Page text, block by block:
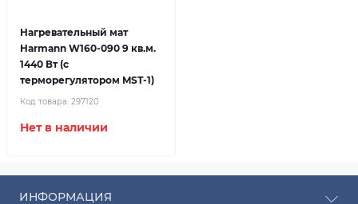
Нагревательный мат
Harmann W160-090 9 кв.м.
1440 Вт (с
терморегулятором MST-1)
Код товара: 297120
Нет в наличии
ИНФОРМАЦИЯ